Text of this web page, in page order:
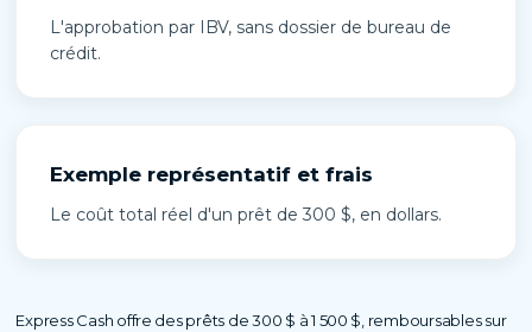
L'approbation par IBV, sans dossier de bureau de
crédit.
Exemple représentatif et frais
Le coût total réel d'un prêt de 300 $, en dollars.
Express Cash offre des prêts de 300 $ à 1 500 $, remboursables sur